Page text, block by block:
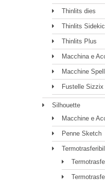
Thinlits dies
Thinlits
Thinlits Plus
Macchina e
Macchine
Fustelle Sizzix
Silhouette
Macchine e
Penne Sketch